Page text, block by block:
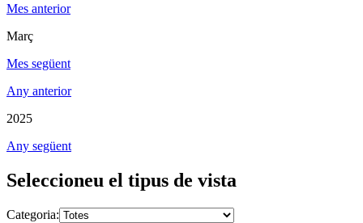
Mes anterior
Març
Mes següent
Any anterior
2025
Any següent
Seleccioneu el tipus de vista
Categoria: